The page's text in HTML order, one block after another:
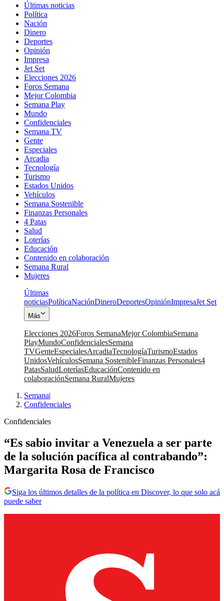
Últimas noticias
Política
Nación
Dinero
Deportes
Opinión
Impresa
Jet Set
Elecciones 2026
Foros Semana
Mejor Colombia
Semana Play
Mundo
Confidenciales
Semana TV
Gente
Especiales
Arcadia
Tecnología
Turismo
Estados Unidos
Vehículos
Semana Sostenible
Finanzas Personales
4 Patas
Salud
Loterías
Educación
Contenido en colaboración
Semana Rural
Mujeres
Últimas
noticiasPolíticaNaciónDineroDeportesOpiniónImpresaJet Set
Más
Elecciones 2026Foros SemanaMejor ColombiaSemana
PlayMundoConfidencialesSemana
TVGenteEspecialesArcadiaTecnologíaTurismoEstados
UnidosVehículosSemana SostenibleFinanzas Personales4
PatasSaludLoteríasEducaciónContenido en
colaboraciónSemana RuralMujeres
Semana|
Confidenciales
Confidenciales
“Es sabio invitar a Venezuela a ser parte
de la solución pacífica al contrabando”:
Margarita Rosa de Francisco
Siga los últimos detalles de la política en Discover, lo que solo acá
puede saber